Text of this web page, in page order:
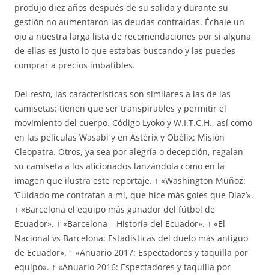
produjo diez años después de su salida y durante su
gestión no aumentaron las deudas contraídas. Échale un
ojo a nuestra larga lista de recomendaciones por si alguna
de ellas es justo lo que estabas buscando y las puedes
comprar a precios imbatibles.
Del resto, las características son similares a las de las
camisetas: tienen que ser transpirables y permitir el
movimiento del cuerpo. Código Lyoko y W.I.T.C.H., así como
en las películas Wasabi y en Astérix y Obélix: Misión
Cleopatra. Otros, ya sea por alegría o decepción, regalan
su camiseta a los aficionados lanzándola como en la
imagen que ilustra este reportaje. ↑ «Washington Muñoz:
‘Cuidado me contratan a mí, que hice más goles que Díaz’».
↑ «Barcelona el equipo más ganador del fútbol de
Ecuador». ↑ «Barcelona – Historia del Ecuador». ↑ «El
Nacional vs Barcelona: Estadísticas del duelo más antiguo
de Ecuador». ↑ «Anuario 2017: Espectadores y taquilla por
equipo». ↑ «Anuario 2016: Espectadores y taquilla por